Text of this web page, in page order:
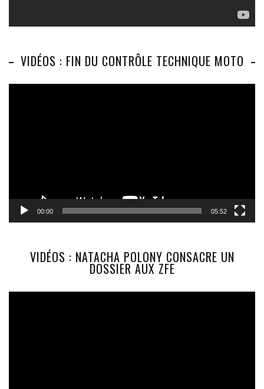
VIDÉOS : FIN DU CONTRÔLE TECHNIQUE MOTO
00:00 05:52
VIDÉOS : NATACHA POLONY CONSACRE UN
DOSSIER AUX ZFE